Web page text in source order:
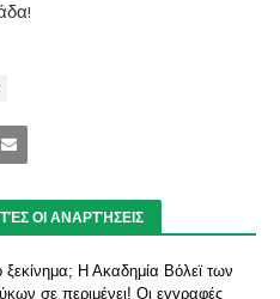
ΟΙ ΑΝΑΡΤΉΣΕΙΣ
ξεκίνημα; Η Ακαδημία Βόλεϊ των
σε περιμένει! Οι εγγραφές